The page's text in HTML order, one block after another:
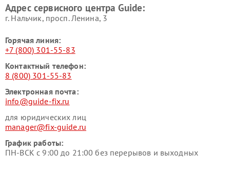
Адрес сервисного центра Guide:
г. Нальчик, просп. Ленина, 3
Горячая линия:
+7 (800) 301-55-83
Контактный телефон:
8 (800) 301-55-83
Электронная почта:
info@guide-fix.ru
для юридических лиц
manager@fix-guide.ru
График работы:
ПН-ВСК с 9:00 до 21:00 без перерывов и выходных